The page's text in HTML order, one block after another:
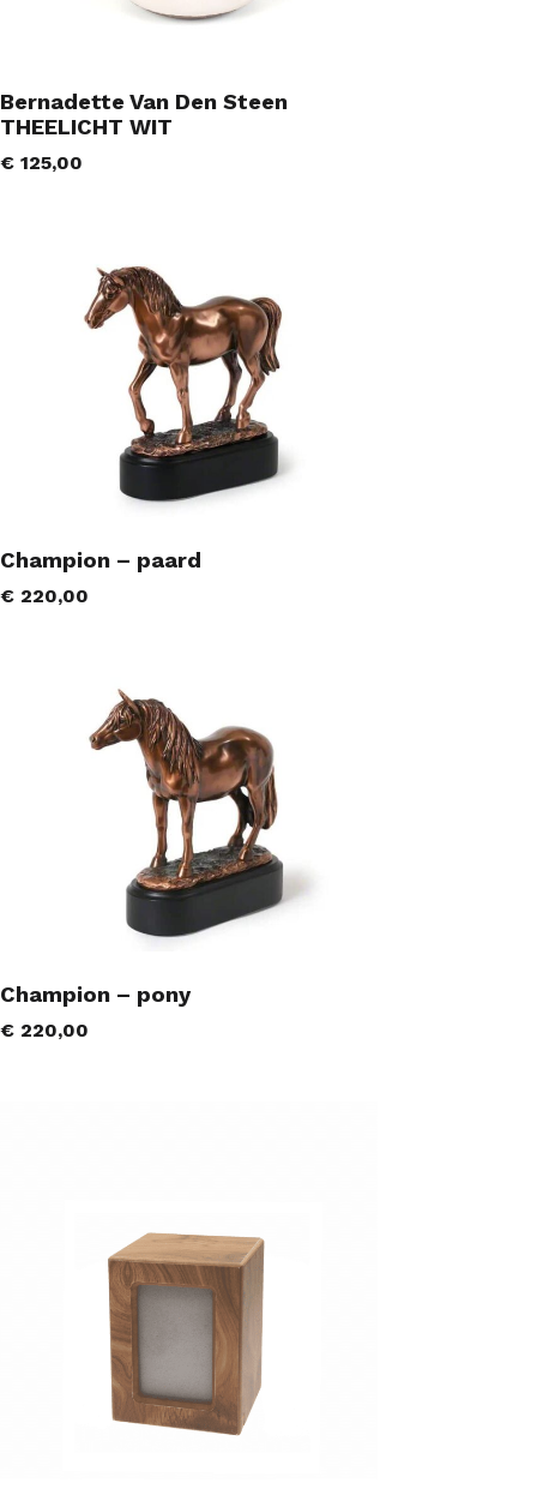
Bernadette Van Den Steen
THEELICHT WIT
€ 125,00
Champion – paard
€ 220,00
Champion – pony
€ 220,00